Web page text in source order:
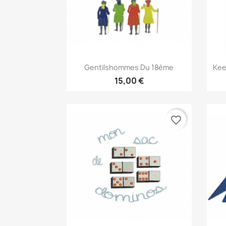
Aperçu rapide
Gentilshommes Du 18ème
15,00 €
favorite_border